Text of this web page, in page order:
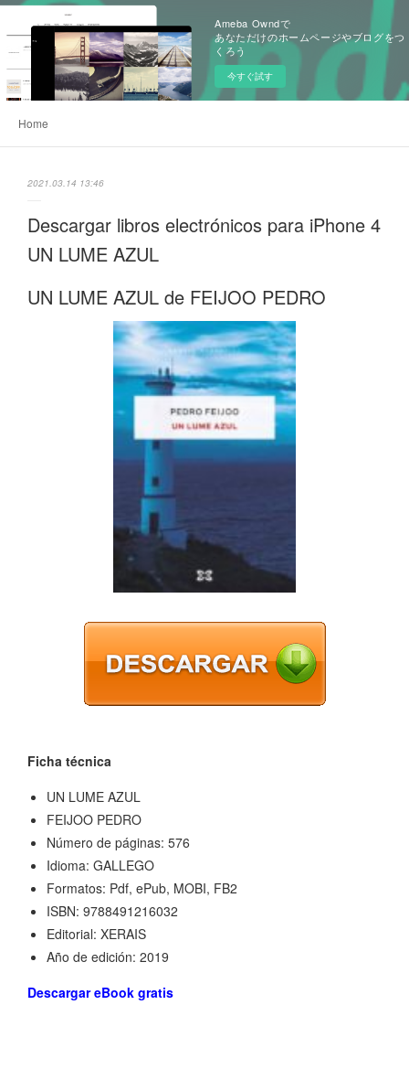
Ameba Owndで
あなただけのホームページやブログをつ
くろう
今すぐ試す
Home
2021.03.14 13:46
Descargar libros electrónicos para iPhone 4
UN LUME AZUL
UN LUME AZUL de FEIJOO PEDRO
Ficha técnica
UN LUME AZUL
FEIJOO PEDRO
Número de páginas: 576
Idioma: GALLEGO
Formatos: Pdf, ePub, MOBI, FB2
ISBN: 9788491216032
Editorial: XERAIS
Año de edición: 2019
Descargar eBook gratis